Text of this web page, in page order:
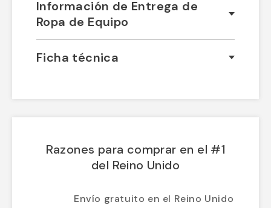
Información de Entrega de
Ropa de Equipo
Ficha técnica
Razones para comprar en el #1
del Reino Unido
Envío gratuito en el Reino Unido